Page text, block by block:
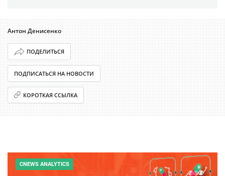
Антон Денисенко
ПОДЕЛИТЬСЯ
ПОДПИСАТЬСЯ НА НОВОСТИ
КОРОТКАЯ ССЫЛКА
CNEWS ANALYTICS